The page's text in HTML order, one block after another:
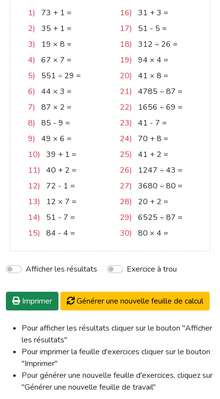
1) 73 + 1 =
2)
35 + 1 =
3)
19 × 8 =
4)
67 × 7 =
5)
551 ÷ 29 =
6)
44 × 3 =
7)
87 × 2 =
8)
85 - 9 =
9)
49 × 6 =
10)
39 + 1 =
11)
40 + 2 =
12)
72 - 1 =
13)
12 × 7 =
14)
51 - 7 =
15)
84 - 4 =
16) 31 +3 =
17)
51 - 5 =
18)
312 ÷ 26 =
19)
94 × 4 =
20)
41 × 8 =
21)
4785 ÷87 =
22)
1656 ÷69 =
23)
41 - 7 =
24)
70 +8 =
25)
41 + 2 =
26)
1247 ÷43 =
27)
3680 ÷80 =
28)
20 + 2 =
29)
6525 ÷87 =
30)
80 × 4 =
Afficher les résultats Exercice à trou
Imprimer Générer une nouvelle feuille de calcul
Pour afficher les résultats cliquer sur le bouton "Afficher
les résultats"
Pour imprimer la feuille d'exercices cliquer sur le bouton
"Imprimer"
Pour générer une nouvelle feuille d'exercices, cliquez sur
"Générer une nouvelle feuille de travail"